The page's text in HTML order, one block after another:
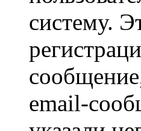
систему.
email-